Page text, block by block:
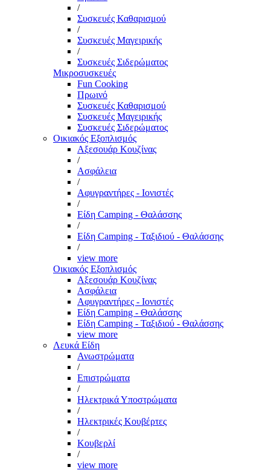
/
Συσκευές Καθαρισμού
/
Συσκευές Μαγειρικής
/
Συσκευές Σιδερώματος
Μικροσυσκευές
Fun Cooking
Πρωινό
Συσκευές Καθαρισμού
Συσκευές Μαγειρικής
Συσκευές Σιδερώματος
Οικιακός Εξοπλισμός
Αξεσουάρ Κουζίνας
/
Ασφάλεια
/
Αφυγραντήρες - Ιονιστές
/
Είδη Camping - Θαλάσσης
/
Είδη Camping - Ταξιδιού - Θαλάσσης
/
view more
Οικιακός Εξοπλισμός
Αξεσουάρ Κουζίνας
Ασφάλεια
Αφυγραντήρες - Ιονιστές
Είδη Camping - Θαλάσσης
Είδη Camping - Ταξιδιού - Θαλάσσης
view more
Λευκά Είδη
Ανωστρώματα
/
Επιστρώματα
/
Ηλεκτρικά Υποστρώματα
/
Ηλεκτρικές Κουβέρτες
/
Κουβερλί
/
view more